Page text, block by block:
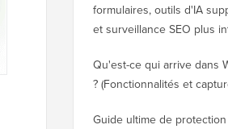
formulaires, outils d'IA
et surveillance SEO plus
Qu'est-ce qui arrive dans
? (Fonctionnalités et
Guide ultime de